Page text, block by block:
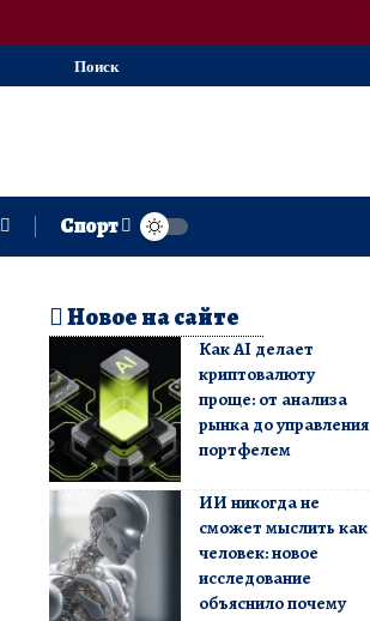
Поиск
Спорт
Новое на сайте
Как AI делает
криптовалюту
проще: от анализа
рынка до управления
портфелем
ИИ никогда не
сможет мыслить как
человек: новое
исследование
объяснило почему